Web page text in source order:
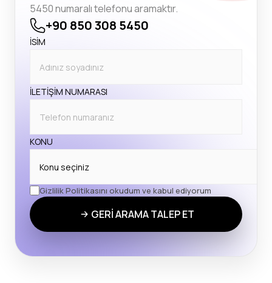
5450 numaralı telefonu aramaktır.
+90 850 308 5450
İSİM
İLETİŞİM NUMARASI
KONU
Gizlilik Politikasını okudum ve kabul ediyorum
GERİ ARAMA TALEP ET